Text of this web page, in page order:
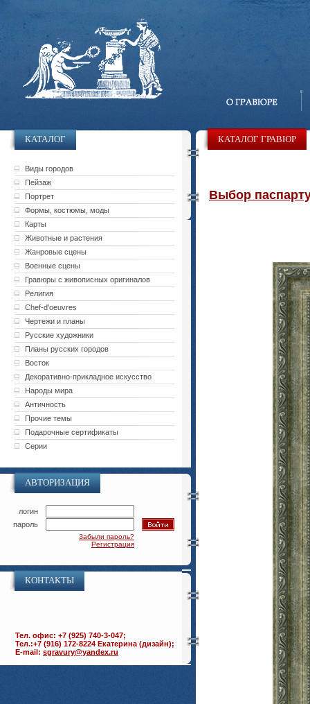
КАТАЛОГ
Виды городов
Пейзаж
Портрет
Формы, костюмы, моды
Карты
Животные и растения
Жанровые сцены
Военные сцены
Гравюры с живописных оригиналов
Религия
Chef-d'oeuvres
Чертежи и планы
Русские художники
Планы русских городов
Восток
Декоративно-прикладное искусство
Народы мира
Античность
Прочие темы
Подарочные сертификаты
Серии
АВТОРИЗАЦИЯ
логин
пароль
Забыли пароль?
Регистрация
КОНТАКТЫ
Тел. офис: +7 (925) 740-3-047;
Тел.:+7 (916) 172-8224 Екатерина (дизайн);
E-mail: sgravury@yandex.ru
КАТАЛОГ ГРАВЮР
Выбор